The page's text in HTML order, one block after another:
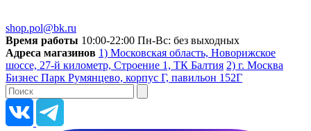
shop.pol@bk.ru
Время работы 10:00-22:00 Пн-Вс: без выходных
Адреса магазинов 1) Московская область, Новорижское
шоссе, 27-й километр, Строение 1, ТК Балтия 2) г. Москва
Бизнес Парк Румянцево, корпус Г, павильон 152Г